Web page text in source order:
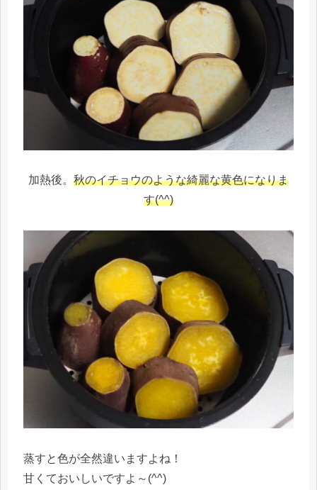
加熱後。 秋のイチョウのような綺麗な黄色になりま
す(^^)
蒸すと色が全然違いますよね！
甘くておいしいですよ～(^^)